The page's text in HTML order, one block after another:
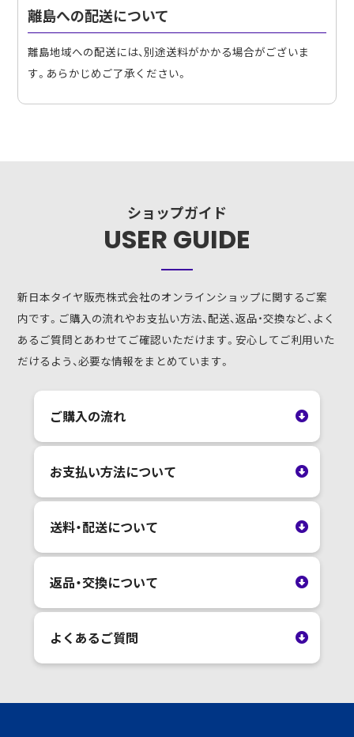
離島への配送について
離島地域への配送には、別途送料がかかる場合がございま
す。あらかじめご了承ください。
ショップガイド
USER GUIDE
新日本タイヤ販売株式会社のオンラインショップに関するご案
内です。ご購入の流れやお支払い方法、配送、返品・交換など、よく
あるご質問とあわせてご確認いただけます。安心してご利用いた
だけるよう、必要な情報をまとめています。
ご購入の流れ
お支払い方法について
送料・配送について
返品・交換について
よくあるご質問